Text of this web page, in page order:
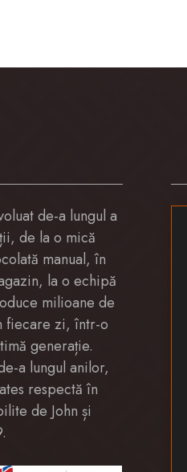
de-a lungul a
de la o mică
manual, în
la o echipă
milioane de
fiecare zi, într-o
generație.
a lungul anilor,
respectă în
de John și